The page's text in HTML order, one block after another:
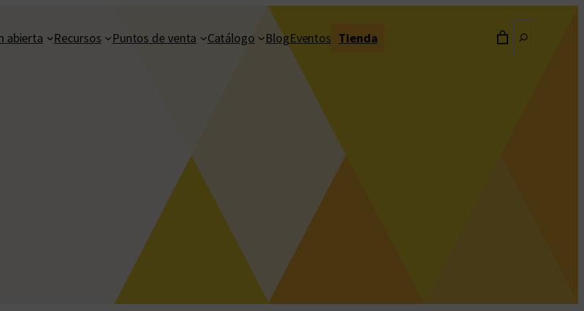
abierta Recursos Puntos de venta Catálogo BlogEventos Tienda